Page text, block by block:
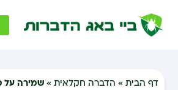
דף הבית » הדברה חקלאית »שמירה על